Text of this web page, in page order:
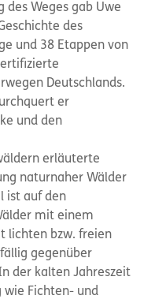
Weges gab Uwe
des
und 38 Etappen von
Deutschlands.
er
und den
erläuterte
naturnaher Wälder
ist auf den
mit einem
lichten bzw. freien
gegenüber
der kalten Jahreszeit
Fichten- und